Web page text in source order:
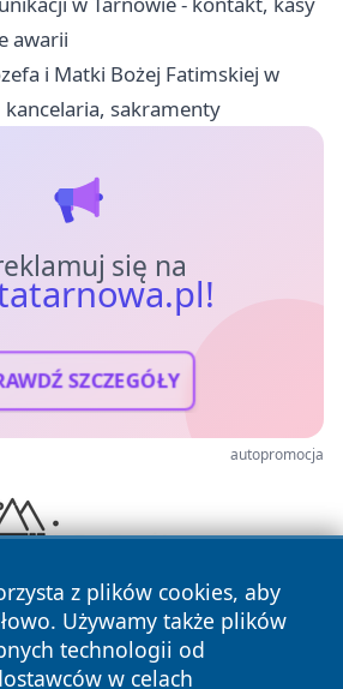
awarii
i Matki Bożej Fatimskiej w
sakramenty
się na
SZCZEGÓŁY
autopromocja
z plików cookies, aby
Używamy także plików
technologii od
w celach